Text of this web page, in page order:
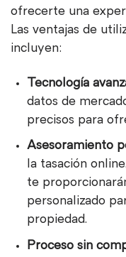
ofrecerte una
Las ventajas de
incluyen:
Tecnología
datos de
precisos para
Asesoramiento
la tasación
te
personalizado
propiedad.
Proceso sin